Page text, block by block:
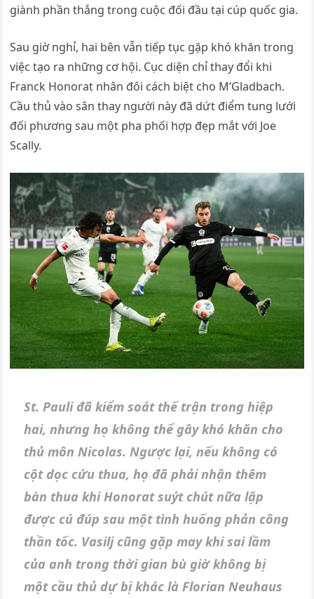
giành phần thắng trong cuộc đối đầu tại cúp quốc gia.
Sau giờ nghỉ, hai bên vẫn tiếp tục gặp khó khăn trong
việc tạo ra những cơ hội. Cục diện chỉ thay đổi khi
Franck Honorat nhân đôi cách biệt cho M’Gladbach.
Cầu thủ vào sân thay người này đã dứt điểm tung lưới
đối phương sau một pha phối hợp đẹp mắt với Joe
Scally.
St. Pauli đã kiểm soát thế trận trong hiệp
hai, nhưng họ không thể gây khó khăn cho
thủ môn Nicolas. Ngược lại, nếu không có
cột dọc cứu thua, họ đã phải nhận thêm
bàn thua khi Honorat suýt chút nữa lập
được cú đúp sau một tình huống phản công
thần tốc. Vasilj cũng gặp may khi sai lầm
của anh trong thời gian bù giờ không bị
một cầu thủ dự bị khác là Florian Neuhaus